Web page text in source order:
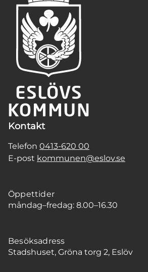
Kontakt
Telefon 0413-620 00
E-post kommunen@eslov.se
Öppettider
måndag–fredag: 8.00–16.30
Besöksadress
Stadshuset, Gröna torg 2, Eslöv